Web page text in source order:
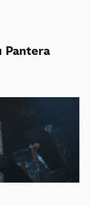
Pantera